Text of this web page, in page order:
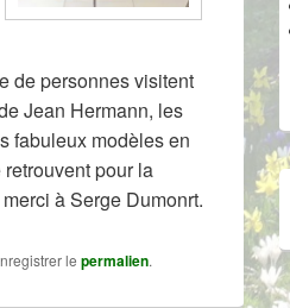
de personnes visitent
Jean Hermann, les
fabuleux modèles en
pour la
à Serge Dumonrt.
le permalien.